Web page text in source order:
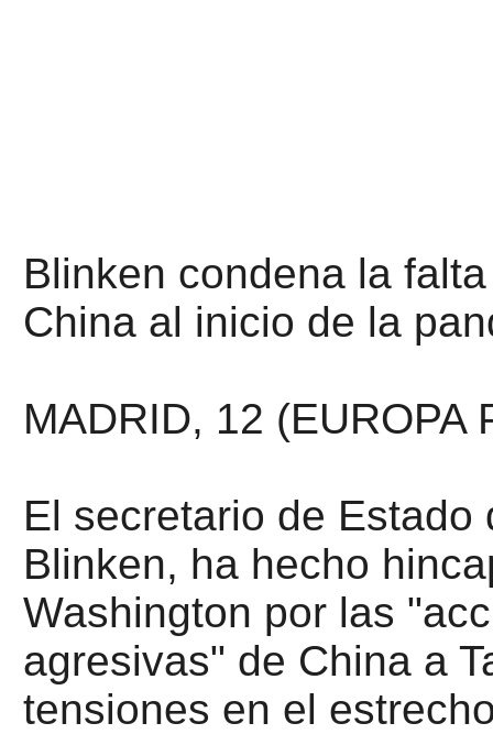
Blinken condena la
China al inicio de la
MADRID, 12 (EUROPA
El secretario de
Blinken, ha hecho
Washington por las
agresivas" de China a
tensiones en el